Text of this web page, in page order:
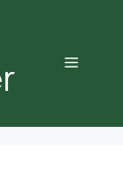
Meny